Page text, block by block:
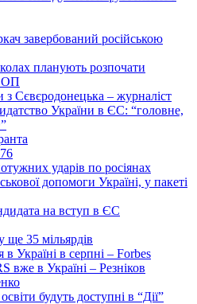
завербований російською
планують розпочати
ОП
з Сєвєродонецька – журналіст
України в ЄС: “головне,
ударів по росіянах
допомоги Україні, у пакеті
на вступ в ЄС
ще 35 мільярдів
Україні в серпні – Forbes
вже в Україні – Резніков
будуть доступні в “Дії”